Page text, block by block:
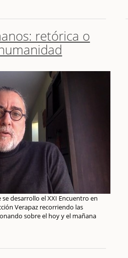
retórica o
desarrollo el XXI Encuentro en
Verapaz recorriendo las
sobre el hoy y el mañana